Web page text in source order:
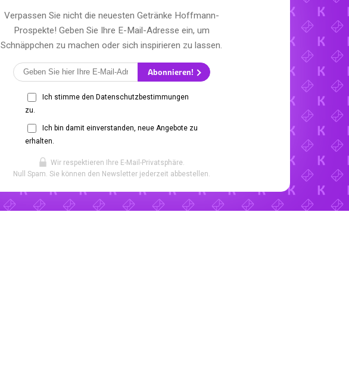
Verpassen Sie nicht die neuesten Getränke Hoffmann-
Prospekte! Geben Sie Ihre E-Mail-Adresse ein, um
Schnäppchen zu machen oder sich inspirieren zu lassen.
Abonnieren!
Ich stimme den Datenschutzbestimmungen
zu.
Ich bin damit einverstanden, neue Angebote zu
erhalten.
Wir respektieren Ihre E-Mail-Privatsphäre.
Null Spam. Sie können den Newsletter jederzeit abbestellen.